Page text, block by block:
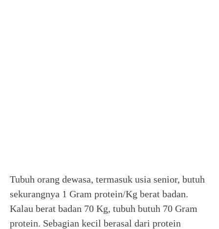
Tubuh orang dewasa, termasuk usia senior, butuh
sekurangnya 1 Gram protein/Kg berat badan.
Kalau berat badan 70 Kg, tubuh butuh 70 Gram
protein. Sebagian kecil berasal dari protein